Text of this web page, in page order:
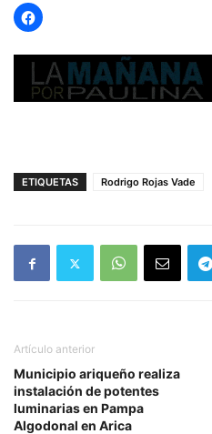
ETIQUETAS Rodrigo Rojas Vade
Artículo anterior
Municipio ariqueño realiza
instalación de potentes
luminarias en Pampa
Algodonal en Arica